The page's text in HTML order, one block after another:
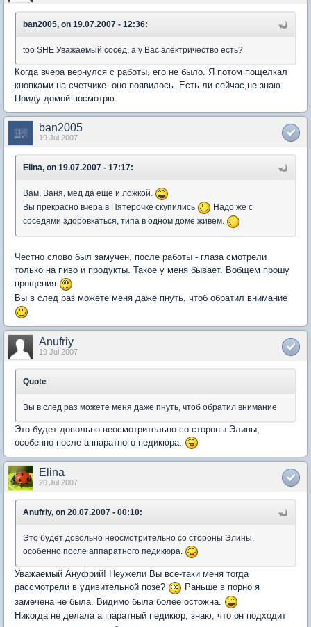
ban2005, on 19.07.2007 - 12:36:
too SHE Уважаемый сосед, а у Вас электричество есть?
Когда вчера вернулся с работы, его не было. Я потом пощелкал
кнопками на счетчике- оно появилось. Есть ли сейчас,не знаю.
Приду домой-посмотрю.
ban2005
19 Jul 2007
Elina, on 19.07.2007 - 17:17:
Вам, Ваня, мед да еще и ложкой.
Вы прекрасно вчера в Пятерочке скупились
Надо же с
соседями здоровкаться, типа в одном доме живем.
Честно слово был замучен, после работы - глаза смотрели
только на пиво и продукты. Такое у меня бывает. Вобщем прошу
прощения
Вы в след раз можете меня даже пнуть, чтоб обратил внимание
Anufriy
19 Jul 2007
Quote
Вы в след раз можете меня даже пнуть, чтоб обратил внимание
Это будет довольно неосмотрительно со стороны Элины,
особенно после аппаратного педикюра.
Elina
20 Jul 2007
Anufriy, on 20.07.2007 - 00:10:
Это будет довольно неосмотрительно со стороны Элины,
особенно после аппаратного педикюра.
Уважаемый Ануфрий! Неужели Вы все-таки меня тогда
рассмотрели в удивительной позе?
Раньше в порно я
замечена не была. Видимо была более остожна.
Никогда не делала аппаратный педикюр, знаю, что он подходит